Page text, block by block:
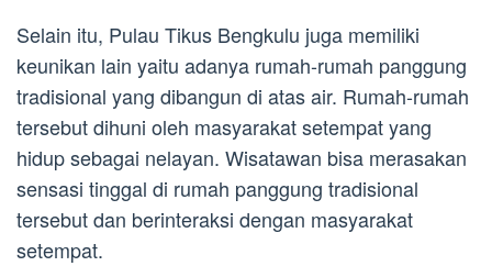
Selain itu, Pulau Tikus Bengkulu juga memiliki
keunikan lain yaitu adanya rumah-rumah panggung
tradisional yang dibangun di atas air. Rumah-rumah
tersebut dihuni oleh masyarakat setempat yang
hidup sebagai nelayan. Wisatawan bisa merasakan
sensasi tinggal di rumah panggung tradisional
tersebut dan berinteraksi dengan masyarakat
setempat.